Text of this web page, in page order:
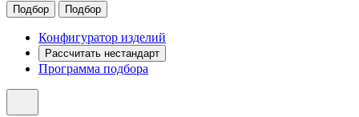
Подбор Подбор
Конфигуратор изделий
Рассчитать нестандарт
Программа подбора